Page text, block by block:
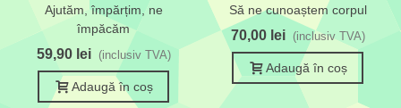
Ajutăm, împărțim, ne
împăcăm
59,90 lei (inclusiv TVA)
Adaugă în coș
Să ne cunoaștem corpul
70,00 lei (inclusiv TVA)
Adaugă în coș